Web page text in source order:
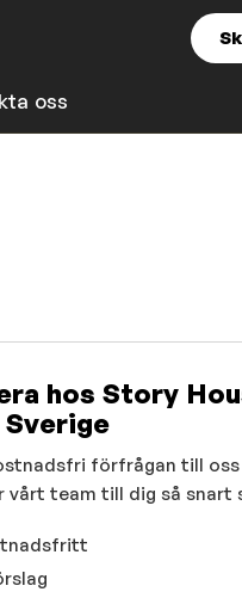
oss
hos Story
Sverige
förfrågan till oss
vårt team till dig så snart